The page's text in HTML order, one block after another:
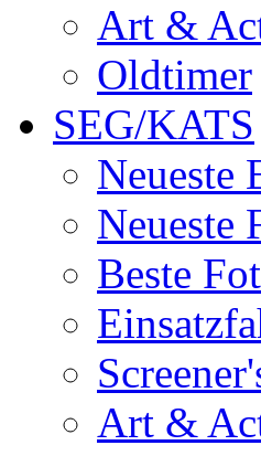
Art &
Oldtimer
SEG/KATS
Neueste
Neueste
Beste
Art &